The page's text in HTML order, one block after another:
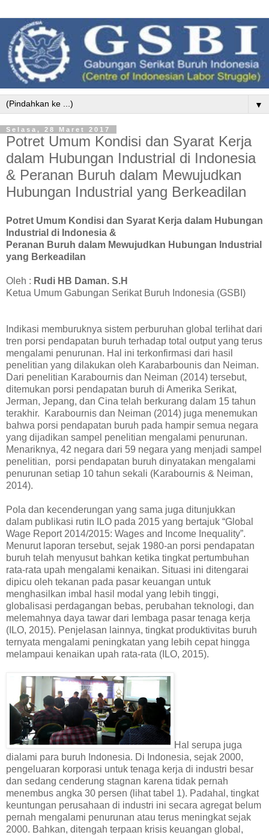
▼
Selasa, 28 Maret 2017
Potret Umum Kondisi dan Syarat Kerja
dalam Hubungan Industrial di Indonesia
& Peranan Buruh dalam Mewujudkan
Hubungan Industrial yang Berkeadilan
Potret Umum Kondisi dan Syarat Kerja dalam Hubungan
Industrial di Indonesia &
Peranan Buruh dalam Mewujudkan Hubungan Industrial
yang Berkeadilan
Oleh : Rudi HB Daman. S.H
Ketua Umum Gabungan Serikat Buruh Indonesia (GSBI)
Indikasi memburuknya sistem perburuhan global terlihat dari
tren porsi pendapatan buruh terhadap total output yang terus
mengalami penurunan. Hal ini terkonfirmasi dari hasil
penelitian yang dilakukan oleh Karabarbounis dan Neiman.
Dari penelitian Karabournis dan Neiman (2014) tersebut,
ditemukan porsi pendapatan buruh di Amerika Serikat,
Jerman, Jepang, dan Cina telah berkurang dalam 15 tahun
terakhir. Karabournis dan Neiman (2014) juga menemukan
bahwa porsi pendapatan buruh pada hampir semua negara
yang dijadikan sampel penelitian mengalami penurunan.
Menariknya, 42 negara dari 59 negara yang menjadi sampel
penelitian, porsi pendapatan buruh dinyatakan mengalami
penurunan setiap 10 tahun sekali (Karabournis & Neiman,
2014).
Pola dan kecenderungan yang sama juga ditunjukkan
dalam publikasi rutin ILO pada 2015 yang bertajuk “Global
Wage Report 2014/2015: Wages and Income Inequality”.
Menurut laporan tersebut, sejak 1980-an porsi pendapatan
buruh telah menyusut bahkan ketika tingkat pertumbuhan
rata-rata upah mengalami kenaikan. Situasi ini ditengarai
dipicu oleh tekanan pada pasar keuangan untuk
menghasilkan imbal hasil modal yang lebih tinggi,
globalisasi perdagangan bebas, perubahan teknologi, dan
melemahnya daya tawar dari lembaga pasar tenaga kerja
(ILO, 2015). Penjelasan lainnya, tingkat produktivitas buruh
ternyata mengalami peningkatan yang lebih cepat hingga
melampaui kenaikan upah rata-rata (ILO, 2015).
Hal serupa juga
dialami para buruh Indonesia. Di Indonesia, sejak 2000,
pengeluaran korporasi untuk tenaga kerja di industri besar
dan sedang cenderung stagnan karena tidak pernah
menembus angka 30 persen (lihat tabel 1). Padahal, tingkat
keuntungan perusahaan di industri ini secara agregat belum
pernah mengalami penurunan atau terus meningkat sejak
2000. Bahkan, ditengah terpaan krisis keuangan global,